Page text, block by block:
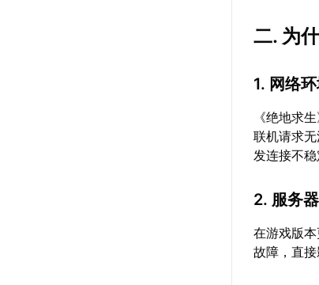
二. 为
1. 网络
《绝地求
联机请求
发连接不稳
2. 服务
在游戏版
故障，直接